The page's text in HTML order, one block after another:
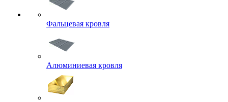
Фальцевая кровля
Алюминиевая кровля